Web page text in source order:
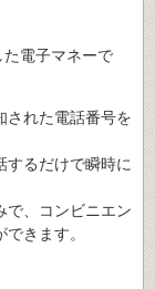
た電子マネーで
された電話番号を
するだけで瞬時に
で、コンビニエン
きます。